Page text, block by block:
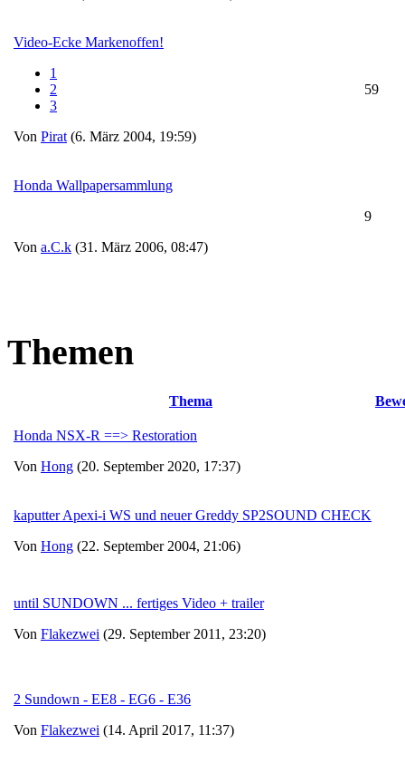
Video-Ecke Markenoffen!
1
2
3
Von Pirat (6. März 2004, 19:59)
59
Honda Wallpapersammlung
Von a.C.k (31. März 2006, 08:47)
9
Themen
Thema
Honda NSX-R ==> Restoration
Von Hong (20. September 2020, 17:37)
kaputter Apexi-i WS und neuer Greddy SP2SOUND CHECK
Von Hong (22. September 2004, 21:06)
until SUNDOWN ... fertiges Video + trailer
Von Flakezwei (29. September 2011, 23:20)
2 Sundown - EE8 - EG6 - E36
Von Flakezwei (14. April 2017, 11:37)